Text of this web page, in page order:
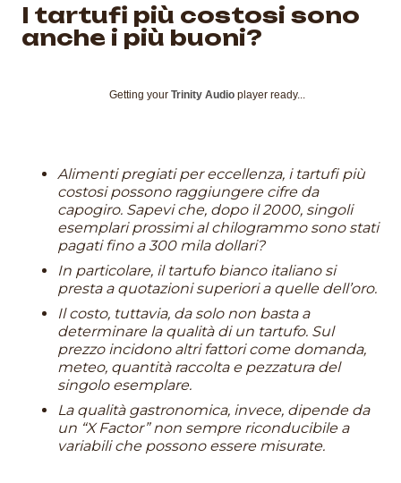
I tartufi più costosi sono
anche i più buoni?
Getting your Trinity Audio player ready...
Alimenti pregiati per eccellenza, i tartufi più
costosi possono raggiungere cifre da
capogiro. Sapevi che, dopo il 2000, singoli
esemplari prossimi al chilogrammo sono stati
pagati fino a 300 mila dollari?
In particolare, il tartufo bianco italiano si
presta a quotazioni superiori a quelle dell’oro.
Il costo, tuttavia, da solo non basta a
determinare la qualità di un tartufo. Sul
prezzo incidono altri fattori come domanda,
meteo, quantità raccolta e pezzatura del
singolo esemplare.
La qualità gastronomica, invece, dipende da
un “X Factor” non sempre riconducibile a
variabili che possono essere misurate.